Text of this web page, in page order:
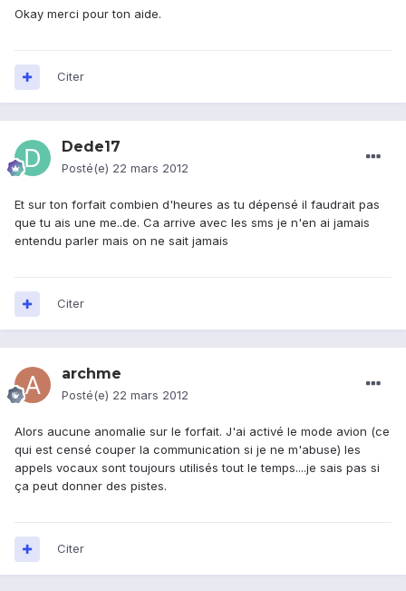
Okay merci pour ton aide.
Citer
Dede17
Posté(e) 22 mars 2012
Et sur ton forfait combien d'heures as tu dépensé il faudrait pas
que tu ais une me..de. Ca arrive avec les sms je n'en ai jamais
entendu parler mais on ne sait jamais
Citer
archme
Posté(e) 22 mars 2012
Alors aucune anomalie sur le forfait. J'ai activé le mode avion (ce
qui est censé couper la communication si je ne m'abuse) les
appels vocaux sont toujours utilisés tout le temps....je sais pas si
ça peut donner des pistes.
Citer